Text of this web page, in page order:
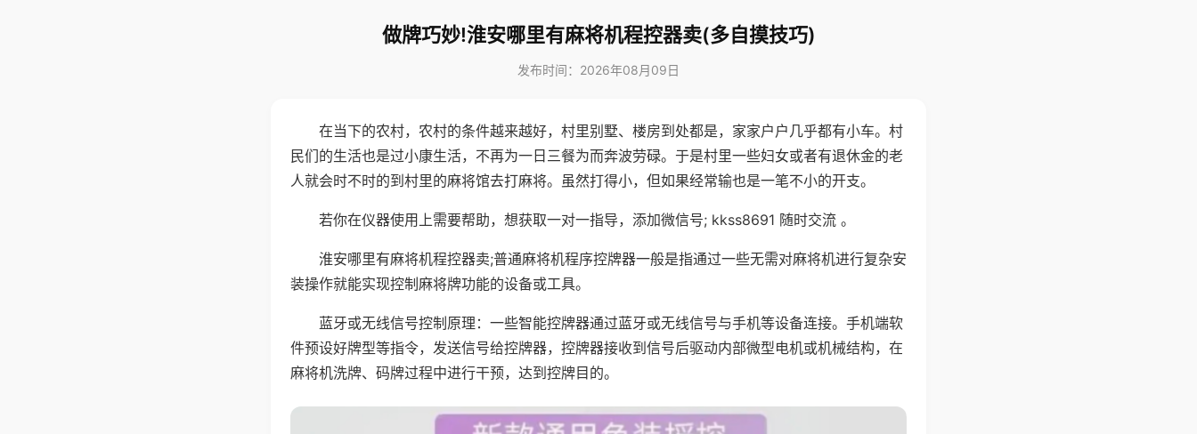
做牌巧妙!淮安哪里有麻将机程控器卖(多自摸技巧)
发布时间：2026年08月09日
在当下的农村，农村的条件越来越好，村里别墅、楼房到处都是，家家户户几乎都有小车。村
民们的生活也是过小康生活，不再为一日三餐为而奔波劳碌。于是村里一些妇女或者有退休金的老
人就会时不时的到村里的麻将馆去打麻将。虽然打得小，但如果经常输也是一笔不小的开支。
若你在仪器使用上需要帮助，想获取一对一指导，添加微信号; kkss8691 随时交流 。
淮安哪里有麻将机程控器卖;普通麻将机程序控牌器一般是指通过一些无需对麻将机进行复杂安
装操作就能实现控制麻将牌功能的设备或工具。
蓝牙或无线信号控制原理：一些智能控牌器通过蓝牙或无线信号与手机等设备连接。手机端软
件预设好牌型等指令，发送信号给控牌器，控牌器接收到信号后驱动内部微型电机或机械结构，在
麻将机洗牌、码牌过程中进行干预，达到控牌目的。